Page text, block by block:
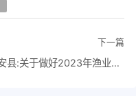
下一篇
​万安县:关于做好2023年渔业绿色发展项目申报公示